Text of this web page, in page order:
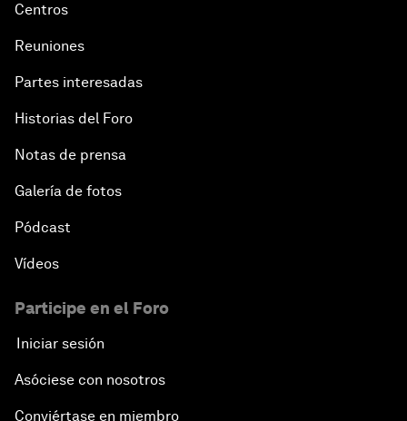
Centros
Reuniones
Partes interesadas
Historias del Foro
Notas de prensa
Galería de fotos
Pódcast
Vídeos
Participe en el Foro
Iniciar sesión
Asóciese con nosotros
Conviértase en miembro